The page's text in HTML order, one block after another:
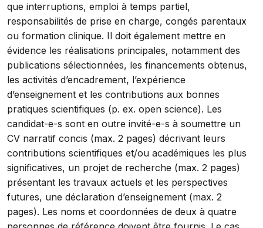
que interruptions, emploi à temps partiel,
responsabilités de prise en charge, congés parentaux
ou formation clinique. Il doit également mettre en
évidence les réalisations principales, notamment des
publications sélectionnées, les financements obtenus,
les activités d’encadrement, l’expérience
d’enseignement et les contributions aux bonnes
pratiques scientifiques (p. ex. open science). Les
candidat-e-s sont en outre invité-e-s à soumettre un
CV narratif concis (max. 2 pages) décrivant leurs
contributions scientifiques et/ou académiques les plus
significatives, un projet de recherche (max. 2 pages)
présentant les travaux actuels et les perspectives
futures, une déclaration d’enseignement (max. 2
pages). Les noms et coordonnées de deux à quatre